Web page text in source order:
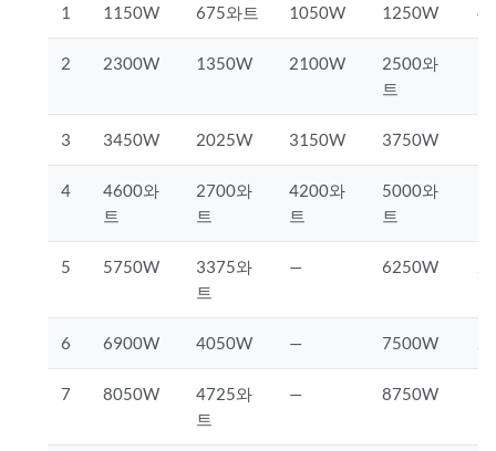
1 1150W 675와트 1050W 1250W
2 2300W 1350W 2100W
2500와
트
3 3450W 2025W 3150W 3750W
4
4600와
트
2700와
트
4200와
트
5000와
트
5 5750W
3375와
트
— 6250W
6 6900W 4050W — 7500W
7 8050W
4725와
트
— 8750W